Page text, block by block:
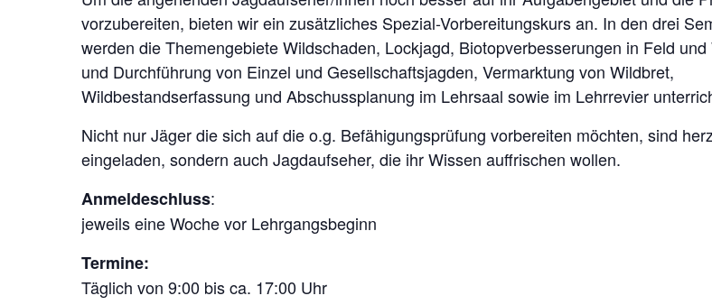
vorzubereiten, bieten wir ein zusätzliches Spezial-Vorbereitungskurs an. In den drei
werden die Themengebiete Wildschaden, Lockjagd, Biotopverbesserungen in Feld und
und Durchführung von Einzel und Gesellschaftsjagden, Vermarktung von Wildbret,
Wildbestandserfassung und Abschussplanung im Lehrsaal sowie im Lehrrevier
Nicht nur Jäger die sich auf die o.g. Befähigungsprüfung vorbereiten möchten, sind
eingeladen, sondern auch Jagdaufseher, die ihr Wissen auffrischen wollen.
Anmeldeschluss:
jeweils eine Woche vor Lehrgangsbeginn
Termine:
Täglich von 9:00 bis ca. 17:00 Uhr